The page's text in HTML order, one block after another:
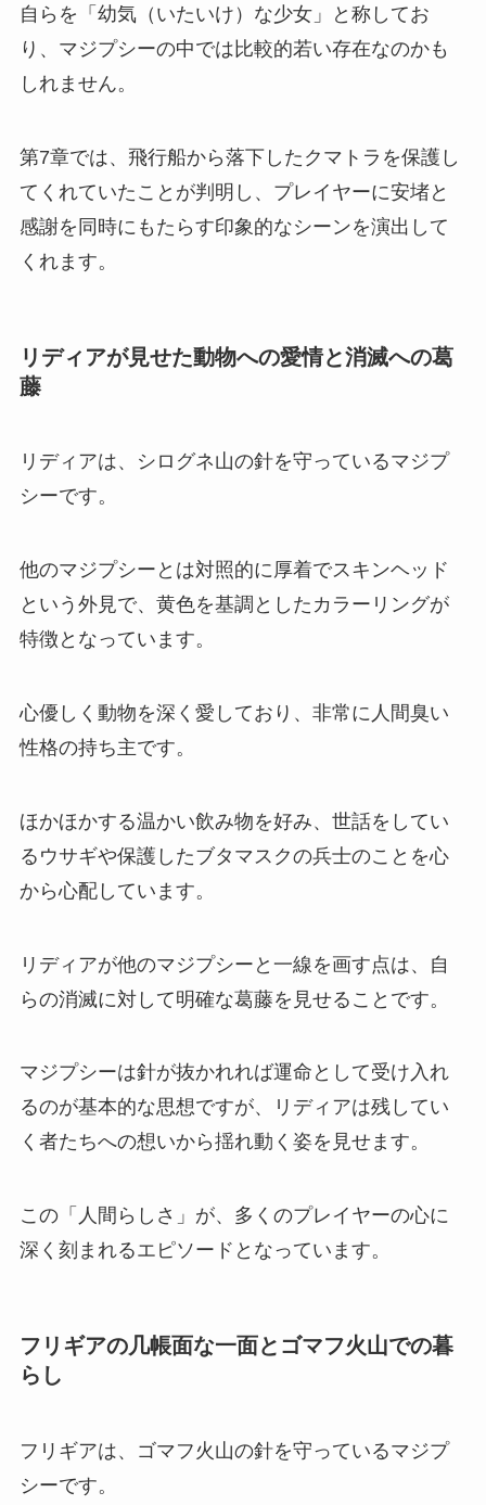
自らを「幼気（いたいけ）な少女」と称してお
り、マジプシーの中では比較的若い存在なのかも
しれません。
第7章では、飛行船から落下したクマトラを保護し
てくれていたことが判明し、プレイヤーに安堵と
感謝を同時にもたらす印象的なシーンを演出して
くれます。
リディアが見せた動物への愛情と消滅への葛
藤
リディアは、シログネ山の針を守っているマジプ
シーです。
他のマジプシーとは対照的に厚着でスキンヘッド
という外見で、黄色を基調としたカラーリングが
特徴となっています。
心優しく動物を深く愛しており、非常に人間臭い
性格の持ち主です。
ほかほかする温かい飲み物を好み、世話をしてい
るウサギや保護したブタマスクの兵士のことを心
から心配しています。
リディアが他のマジプシーと一線を画す点は、自
らの消滅に対して明確な葛藤を見せることです。
マジプシーは針が抜かれれば運命として受け入れ
るのが基本的な思想ですが、リディアは残してい
く者たちへの想いから揺れ動く姿を見せます。
この「人間らしさ」が、多くのプレイヤーの心に
深く刻まれるエピソードとなっています。
フリギアの几帳面な一面とゴマフ火山での暮
らし
フリギアは、ゴマフ火山の針を守っているマジプ
シーです。